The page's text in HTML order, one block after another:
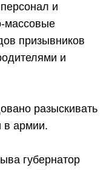
и
массовые
призывников
и
разыскивать
в армии.
губернатор